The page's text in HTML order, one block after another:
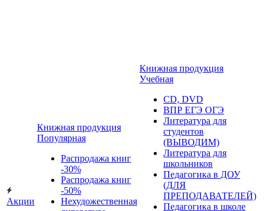
Акции
Книжная продукция
Популярная
Распродажа книг
-30%
Распродажа книг
-50%
Нехудожественная
Книжная продукция
Учебная
CD, DVD
ВПР ЕГЭ ОГЭ
Литература для
студентов
(ВЫВОДИМ)
Литература для
школьников
Педагогика в ДОУ
(ДЛЯ
ПРЕПОДАВАТЕЛЕЙ)
Педагогика в школе